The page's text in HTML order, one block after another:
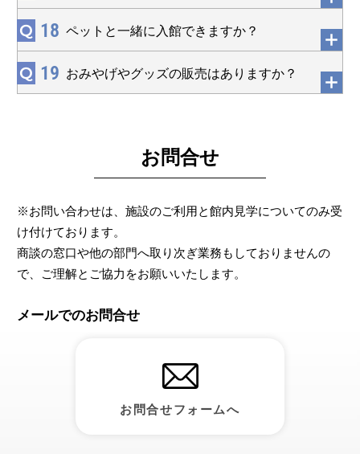
Q 18 ペットと一緒に入館できますか？
Q 19 おみやげやグッズの販売はありますか？
お問合せ
※お問い合わせは、施設のご利用と館内見学についてのみ受
け付けております。
商談の窓口や他の部門へ取り次ぎ業務もしておりませんの
で、ご理解とご協力をお願いいたします。
メールでのお問合せ
お問合せフォームへ